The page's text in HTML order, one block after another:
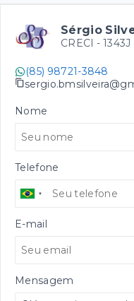
Sérgio
CRECI - 1343J
(85) 98721-3848
Nome
Telefone
E-mail
Mensagem